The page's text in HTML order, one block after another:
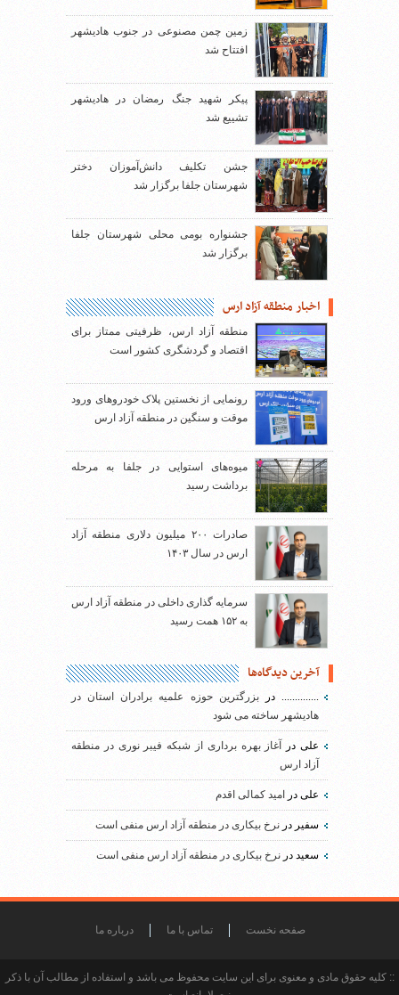
زمین چمن مصنوعی در جنوب هادیشهر
افتتاح شد
پیکر شهید جنگ رمضان در هادیشهر
تشییع شد
جشن تکلیف دانش‌آموزان دختر
شهرستان جلفا برگزار شد
جشنواره بومی محلی شهرستان جلفا
برگزار شد
اخبار منطقه آزاد ارس
منطقه آزاد ارس، ظرفیتی ممتاز برای
اقتصاد و گردشگری کشور است
رونمایی از نخستین پلاک خودروهای ورود
موقت و سنگین در منطقه آزاد ارس
میوه‌های استوایی در جلفا به مرحله
برداشت رسید
صادرات ۲۰۰ میلیون دلاری منطقه آزاد
ارس در سال ۱۴۰۳
سرمایه گذاری داخلی در منطقه آزاد ارس
به ۱۵۲ همت رسید
آخرین دیدگاه‌ها
..............دربزرگترین حوزه علمیه برادران استان در
هادیشهر ساخته می شود
علیدر
آغاز بهره برداری از شبکه فیبر نوری در منطقه
آزاد ارس
علی در امید کمالی اقدم
سفیر در نرخ بیکاری در منطقه آزاد ارس منفی است
سعید در نرخ بیکاری در منطقه آزاد ارس منفی است
صفحه نخست تماس با ما درباره ما
:: کلیه حقوق مادی و معنوی برای این سایت محفوظ می باشد و استفاده از مطالب آن با ذکر